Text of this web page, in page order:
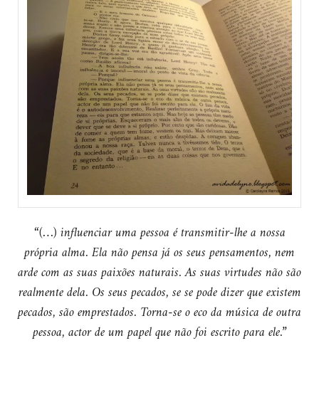
“(…) influenciar uma pessoa é transmitir-lhe a nossa
própria alma. Ela não pensa já os seus pensamentos, nem
arde com as suas paixões naturais. As suas virtudes não são
realmente dela. Os seus pecados, se se pode dizer que existem
pecados, são emprestados. Torna-se o eco da música de outra
pessoa, actor de um papel que não foi escrito para ele.”